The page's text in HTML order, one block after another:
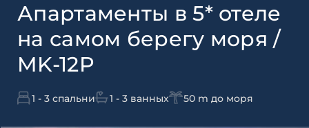
Апартаменты в 5* отеле
на самом берегу моря /
MK-12P
1 - 3 спальни 1 - 3 ванных 50 m до моря
Согласен с